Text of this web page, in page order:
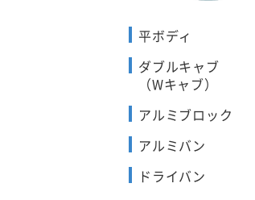
平ボディ
ダブルキャブ
（Wキャブ）
アルミブロック
アルミバン
ドライバン